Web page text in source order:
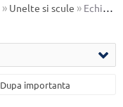
» Unelte si scule » Echipamente de protectie